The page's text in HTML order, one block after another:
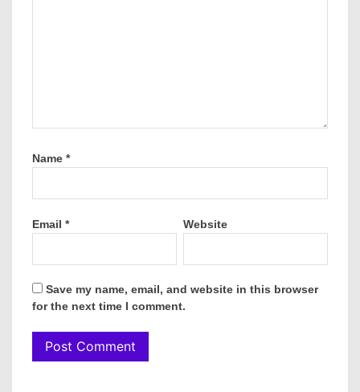
Name *
Email * Website
Save my name, email, and website in this browser
for the next time I comment.